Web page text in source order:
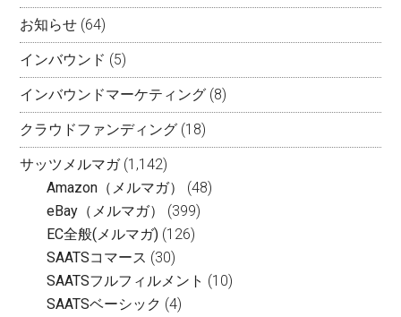
お知らせ (64)
インバウンド (5)
インバウンドマーケティング (8)
クラウドファンディング (18)
サッツメルマガ(1,142)
Amazon（メルマガ）
(48)
eBay（メルマガ）
(399)
EC全般(メルマガ) (126)
SAATSコマース (30)
SAATSフルフィルメント (10)
SAATSベーシック (4)